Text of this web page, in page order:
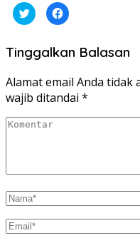
Klik
untuk
berbagi
Twitter(Membuka
di
jendela
baru)
Klik
untuk
Facebook(Membuka
di
baru)
Tinggalkan Balasan
Alamat email Anda tidak
wajib ditandai *